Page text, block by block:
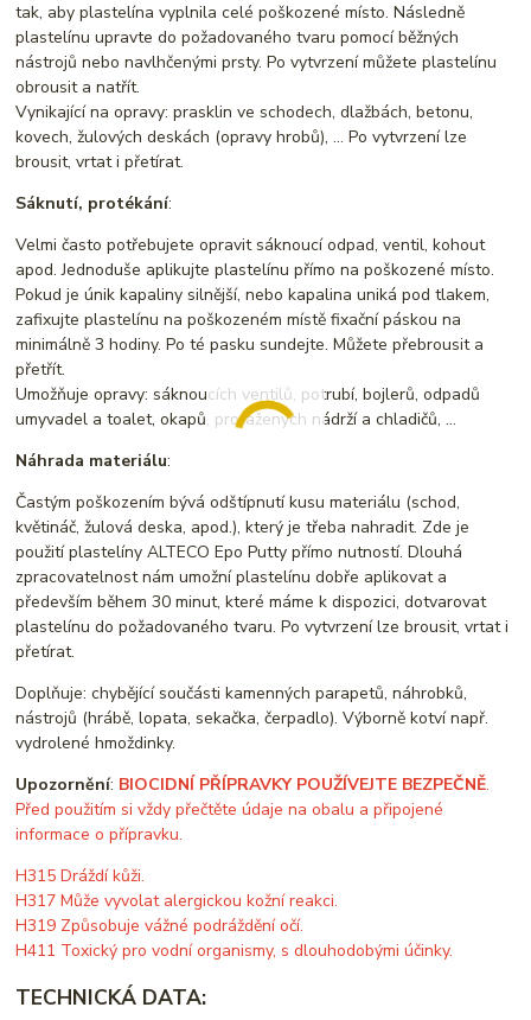
tak, aby plastelína vyplnila celé poškozené místo. Následně
plastelínu upravte do požadovaného tvaru pomocí běžných
nástrojů nebo navlhčenými prsty. Po vytvrzení můžete plastelínu
obrousit a natřít.
Vynikající na opravy: prasklin ve schodech, dlažbách, betonu,
kovech, žulových deskách (opravy hrobů), … Po vytvrzení lze
brousit, vrtat i přetírat.
Sáknutí, protékání:
Velmi často potřebujete opravit sáknoucí odpad, ventil, kohout
apod. Jednoduše aplikujte plastelínu přímo na poškozené místo.
Pokud je únik kapaliny silnější, nebo kapalina uniká pod tlakem,
zafixujte plastelínu na poškozeném místě fixační páskou na
minimálně 3 hodiny. Po té pasku sundejte. Můžete přebrousit a
přetřít.
Umožňuje opravy: sáknoucích ventilů, potrubí, bojlerů, odpadů
umyvadel a toalet, okapů, proražených nádrží a chladičů, …
Náhrada materiálu:
Častým poškozením bývá odštípnutí kusu materiálu (schod,
květináč, žulová deska, apod.), který je třeba nahradit. Zde je
použití plastelíny ALTECO Epo Putty přímo nutností. Dlouhá
zpracovatelnost nám umožní plastelínu dobře aplikovat a
především během 30 minut, které máme k dispozici, dotvarovat
plastelínu do požadovaného tvaru. Po vytvrzení lze brousit, vrtat i
přetírat.
Doplňuje: chybějící součásti kamenných parapetů, náhrobků,
nástrojů (hrábě, lopata, sekačka, čerpadlo). Výborně kotví např.
vydrolené hmoždinky.
Upozornění: BIOCIDNÍ PŘÍPRAVKY POUŽÍVEJTE BEZPEČNĚ.
Před použitím si vždy přečtěte údaje na obalu a připojené
informace o přípravku.
H315 Dráždí kůži.
H317 Může vyvolat alergickou kožní reakci.
H319 Způsobuje vážné podráždění očí.
H411 Toxický pro vodní organismy, s dlouhodobými účinky.
TECHNICKÁ DATA: